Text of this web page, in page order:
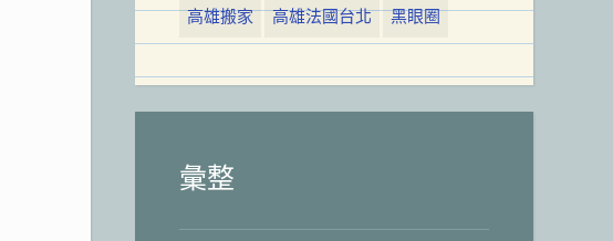
高雄搬家
高雄法國台北 黑眼圈
彙整